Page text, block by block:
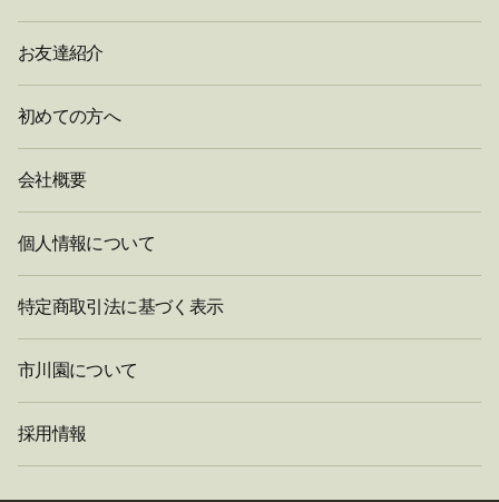
お友達紹介
初めての方へ
会社概要
個人情報について
特定商取引法に基づく表示
市川園について
採用情報